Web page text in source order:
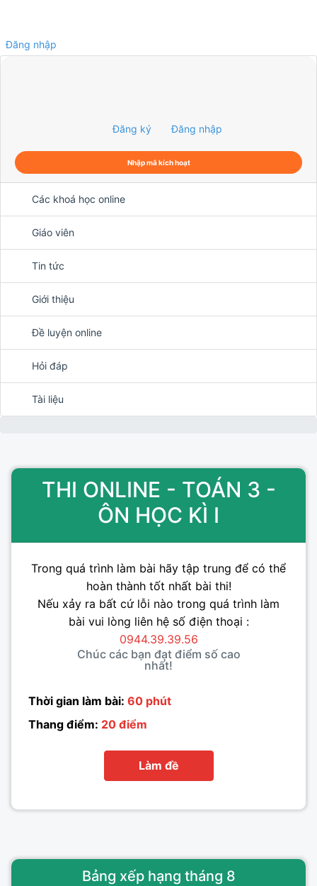
Đăng nhập
Đăng ký Đăng nhập
Nhập mã kích hoạt
Các khoá học online
Giáo viên
Tin tức
Giới thiệu
Đề luyện online
Hỏi đáp
Tài liệu
THI ONLINE - TOÁN 3 -
ÔN HỌC KÌ I
Trong quá trình làm bài hãy tập trung để có thể
hoàn thành tốt nhất bài thi!
Nếu xảy ra bất cứ lỗi nào trong quá trình làm
bài vui lòng liên hệ số điện thoại :
0944.39.39.56
Chúc các bạn đạt điểm số cao
nhất!
Thời gian làm bài: 60 phút
Thang điểm: 20 điểm
Làm đề
Bảng xếp hạng tháng 8